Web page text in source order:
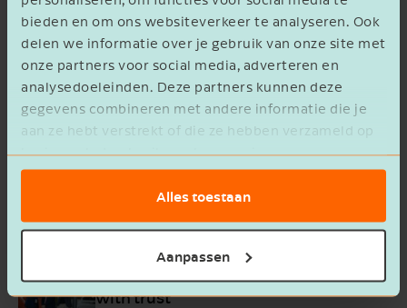
bieden en om ons websiteverkeer te analyseren. Ook
delen we informatie over je gebruik van onze site met
onze partners voor social media, adverteren en
analysedoeleinden. Deze partners kunnen deze
gegevens combineren met andere informatie die je
aan ze hebt verstrekt of die ze hebben verzameld op
basis van het gebruik van hun services.
Alles toestaan
Aanpassen
Management dashboard
HR dashboard
Successful collaboration begins
with trust